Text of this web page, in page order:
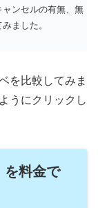
ンセルの有無、無
ました。
を比較してみま
うにクリックし
を料金で